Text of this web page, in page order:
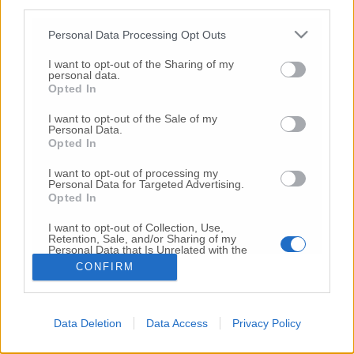
Personal Data Processing Opt Outs
I want to opt-out of the Sharing of my
personal data.
Opted In
I want to opt-out of the Sale of my
Personal Data.
Opted In
I want to opt-out of processing my
Personal Data for Targeted Advertising.
Opted In
I want to opt-out of Collection, Use,
Retention, Sale, and/or Sharing of my
Personal Data that Is Unrelated with the
Purposes for which it was collected.
Opted Out
CONFIRM
Data Deletion Data Access Privacy Policy
Copyright 2026 ©
Quest'opera è distribuita con Licenza
Creative
Commons Attribuzione - Non commerciale -
Non opere derivate 4.0 Internazionale
P.I. 01760000438
Registrazione al Tribunale di Ancona Numero REA
AN - 210769
Direttore Responsabile: Alberto Bignami
Responsabilità dei contenuti
VAI ALLA VERSIONE CLASSICA